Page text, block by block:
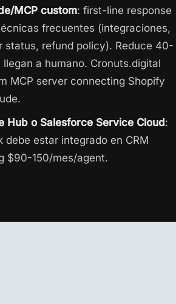
MCP custom: first-line response
frecuentes (integraciones,
status, refund policy). Reduce 40-
a humano. Cronuts.digital
MCP server connecting Shopify
Hub o Salesforce Service Cloud :
debe estar integrado en CRM
$90-150/mes/agent.